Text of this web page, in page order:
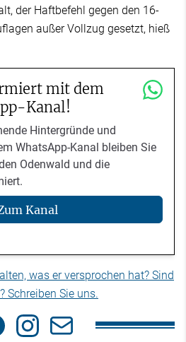
der Haftbefehl gegen den 16-
außer Vollzug gesetzt, hieß
mit dem
Kanal!
Hintergründe und
WhatsApp-Kanal bleiben Sie
Odenwald und die
Kanal
was er versprochen hat? Sind
Schreiben Sie uns.